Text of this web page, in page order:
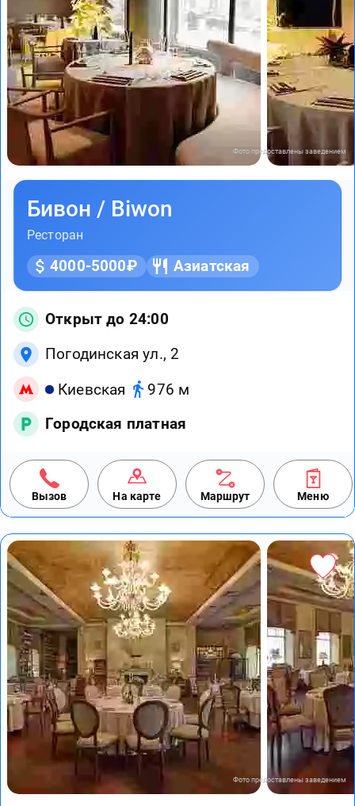
Фото предоставлены заведением
Бивон / Biwon
Ресторан
4000-5000₽ Азиатская
Открыт до 24:00
Погодинская ул., 2
Киевская
976 м
Городская платная
Вызов На карте Маршрут Меню
Фото предоставлены заведением